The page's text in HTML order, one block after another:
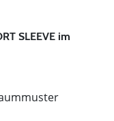
SLEEVE im